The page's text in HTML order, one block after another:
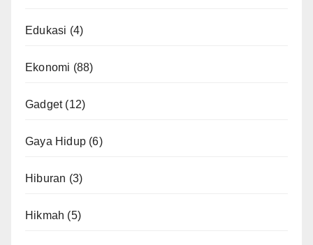
Edukasi (4)
Ekonomi (88)
Gadget(12)
Gaya Hidup (6)
Hiburan (3)
Hikmah (5)